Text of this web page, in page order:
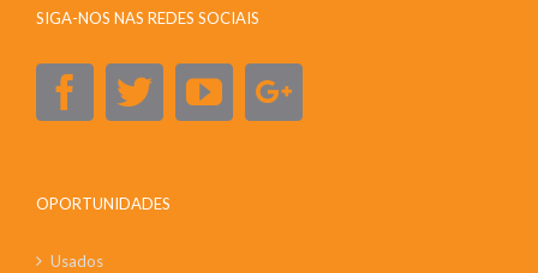
SIGA-NOS NAS REDES SOCIAIS
OPORTUNIDADES
Usados